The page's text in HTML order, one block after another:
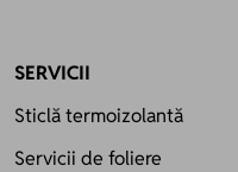
SERVICII
Sticlă termoizolantă
Servicii de foliere